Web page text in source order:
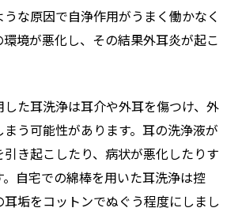
な原因で自浄作用がうまく働かなく
境が悪化し、その結果外耳炎が起こ
した耳洗浄は耳介や外耳を傷つけ、外
う可能性があります。耳の洗浄液が
き起こしたり、病状が悪化したりす
自宅での綿棒を用いた耳洗浄は控
垢をコットンでぬぐう程度にしまし